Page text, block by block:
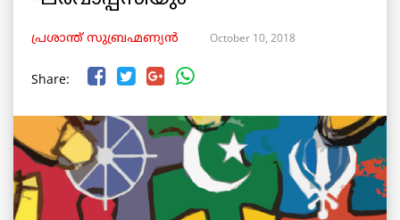
പ്രശാന്ത് സുബ്രഹ്മണ്യൻ October 10, 2018
Share: